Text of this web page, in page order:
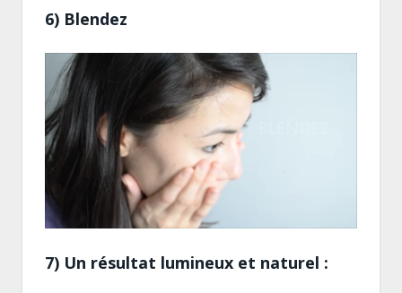
6) Blendez
7) Un résultat lumineux et naturel :